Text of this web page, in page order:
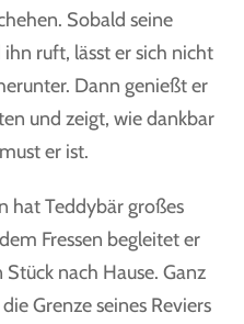
Sobald seine
ruft, lässt er sich nicht
Dann genießt er
und zeigt, wie dankbar
er ist.
hat Teddybär großes
Fressen begleitet er
nach Hause. Ganz
Grenze seines Reviers